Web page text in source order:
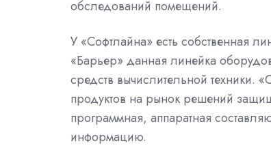
обследований помещений.
У «Софтлайна» есть собственная
«Барьер» данная линейка
средств вычислительной техники.
продуктов на рынок решений
программная, аппаратная
информацию.